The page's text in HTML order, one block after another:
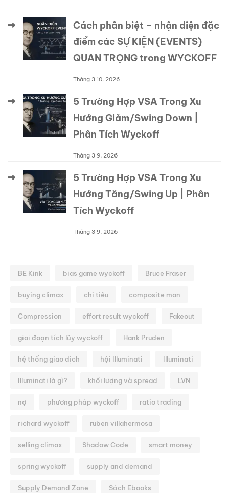
Cách phân biệt – nhận diện đặc
điểm các SỰ KIỆN (EVENTS)
QUAN TRỌNG trong WYCKOFF
Tháng 3 10, 2026
5 Trường Hợp VSA Trong Xu
Hướng Giảm/Swing Down |
Phân Tích Wyckoff
Tháng 3 9, 2026
5 Trường Hợp VSA Trong Xu
Hướng Tăng/Swing Up | Phân
Tích Wyckoff
Tháng 3 9, 2026
BE Kink bias game wyckoff Bruce Fraser
buying climax chi tiêu composite man
Compression effort result wyckoff Fakeout
giai đoạn tích lũy wyckoff Hank Pruden
hệ thống giao dịch hội Illuminati Illuminati
Illuminati là gì? khối lượng và spread LVN
nợ phương pháp wyckoff ratio trading
richard wyckoff ruben villahermosa
selling climax Shadow Code smart money
spring wyckoff supply and demand
Supply Demand Zone Sách Ebooks